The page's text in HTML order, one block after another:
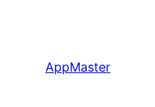
AppMaster